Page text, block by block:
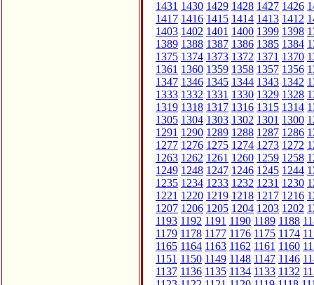
1431 1430 1429 1428 1427 1426
1417 1416 1415 1414 1413 1412
1403 1402 1401 1400 1399 1398
1389 1388 1387 1386 1385 1384
1375 1374 1373 1372 1371 1370
1361 1360 1359 1358 1357 1356
1347 1346 1345 1344 1343 1342
1333 1332 1331 1330 1329 1328
1319 1318 1317 1316 1315 1314
1305 1304 1303 1302 1301 1300
1291 1290 1289 1288 1287 1286
1277 1276 1275 1274 1273 1272
1263 1262 1261 1260 1259 1258
1249 1248 1247 1246 1245 1244
1235 1234 1233 1232 1231 1230
1221 1220 1219 1218 1217 1216
1207 1206 1205 1204 1203 1202
1193 1192 1191 1190 1189 1188
1179 1178 1177 1176 1175 1174
1165 1164 1163 1162 1161 1160
1151 1150 1149 1148 1147 1146
1137 1136 1135 1134 1133 1132